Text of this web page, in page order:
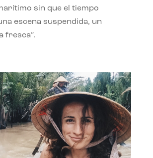
sin que el tiempo
escena suspendida, un
fresca”.